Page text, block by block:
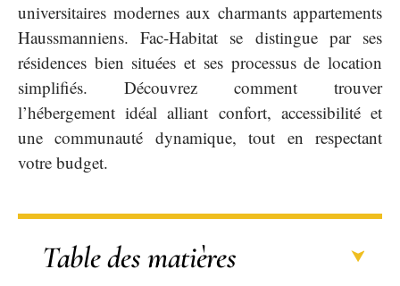
universitaires modernes aux charmants appartements
Haussmanniens. Fac-Habitat se distingue par ses
résidences bien situées et ses processus de location
simplifiés. Découvrez comment trouver
l’hébergement idéal alliant confort, accessibilité et
une communauté dynamique, tout en respectant
votre budget.
Table des matières